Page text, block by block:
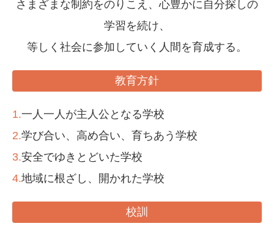
さまざまな制約をのりこえ、心豊かに自分探しの
学習を続け、
等しく社会に参加していく人間を育成する。
教育方針
1.一人一人が主人公となる学校
2.学び合い、高め合い、育ちあう学校
3.安全でゆきとどいた学校
4.地域に根ざし、開かれた学校
校訓